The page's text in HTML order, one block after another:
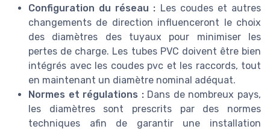
Configuration du réseau : Les coudes et autres
changements de direction influenceront le choix
des diamètres des tuyaux pour minimiser les
pertes de charge. Les tubes PVC doivent être bien
intégrés avec les coudes pvc et les raccords, tout
en maintenant un diamètre nominal adéquat.
Normes et régulations :Dans de nombreux pays,
les diamètressont prescrits par des normes
techniques afin de garantir une installation